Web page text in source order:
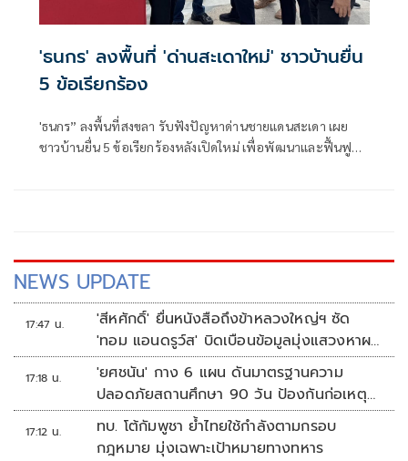
'ธนกร' ลงพื้นที่ 'ด่านสะเดาใหม่' ชาวบ้านยื่น
5 ข้อเรียกร้อง
'ธนกร” ลงพื้นที่สงขลา รับฟังปัญหาด่านชายแดนสะเดา เผย
ชาวบ้านยื่น 5 ข้อเรียกร้องหลังเปิดใหม่ เพื่อพัฒนาและฟื้นฟู
NEWS UPDATE
17:47 น.
'สีหศักดิ์' ยื่นหนังสือถึงข้าหลวงใหญ่ฯ ซัด
'ทอม แอนดรูว์ส' บิดเบือนข้อมูลมุ่งแสวงหาผล
ประโยชน์ทางการเมือง
17:18 น.
'ยศชนัน' กาง 6 แผน ดันมาตรฐานความ
ปลอดภัยสถานศึกษา 90 วัน ป้องกันก่อเหตุ
รุนแรง
17:12 น.
ทบ. โต้กัมพูชา ย้ำไทยใช้กำลังตามกรอบ
กฎหมาย มุ่งเฉพาะเป้าหมายทางทหาร